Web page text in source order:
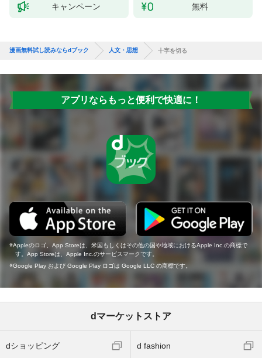
キャンペーン 無料
漫画無料試し読みならdブック 人文・思想 十字を切る
アプリならもっと便利で快適に！
Appleのロゴ、App Storeは、米国もしくはその他の国や地域におけるApple Inc.の商標で
す。App Storeは、Apple Inc.のサービスマークです。
Google Play および Google Play ロゴは Google LLC の商標です。
dマーケットストア
dショッピング d fashion